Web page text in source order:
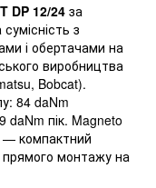
DP 12/24за
з
і обертачами на
виробництва
Bobcat).
84 daNm
daNm пік. Magneto
— компактний
прямого монтажу на